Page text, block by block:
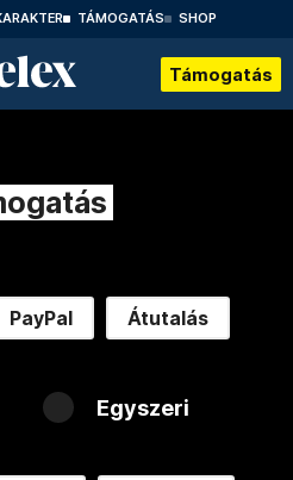
TÁMOGATÁS SHOP
Támogatás
PayPal Átutalás
Egyszeri